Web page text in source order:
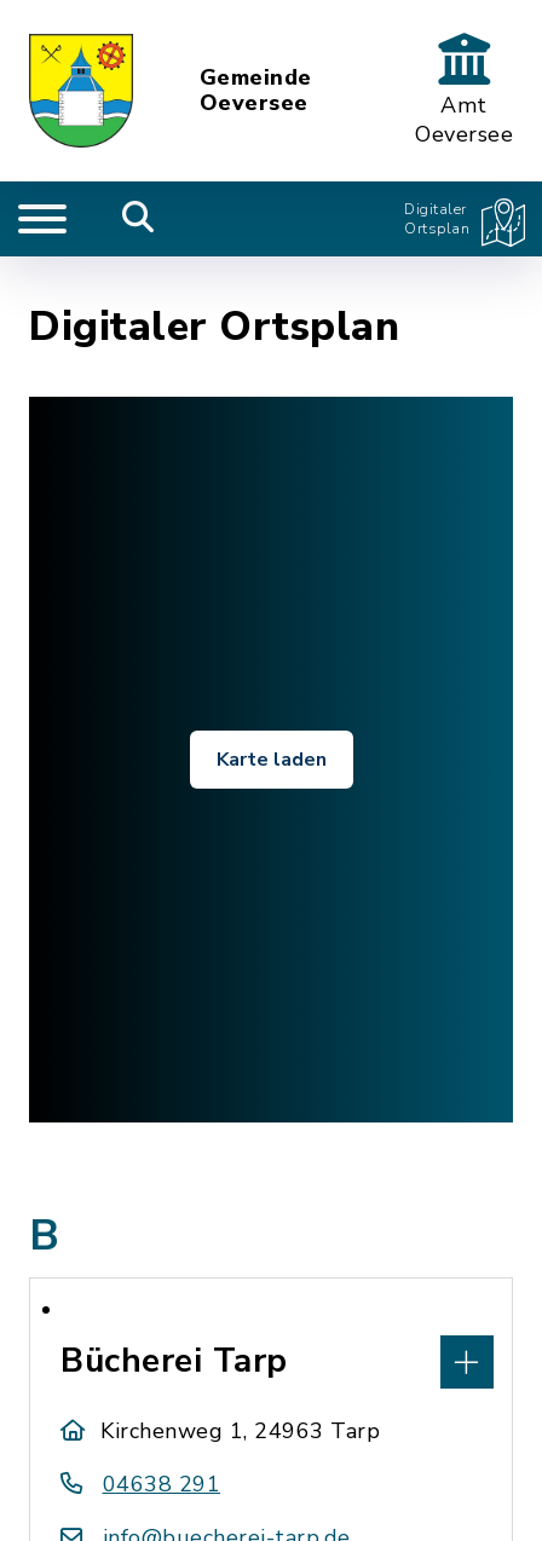
Gemeinde
Oeversee
Amt
Oeversee
Digitaler
Ortsplan
Digitaler Ortsplan
Karte laden
B
Bücherei Tarp
Kirchenweg 1, 24963 Tarp
04638 291